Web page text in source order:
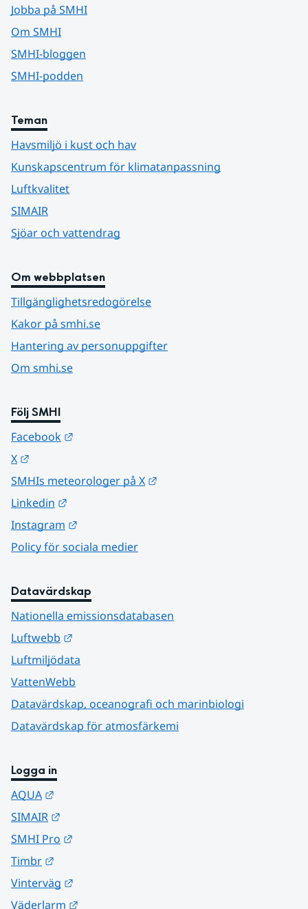
Jobba på SMHI
Om SMHI
SMHI-bloggen
SMHI-podden
Teman
Havsmiljö i kust och hav
Kunskapscentrum för klimatanpassning
Luftkvalitet
SIMAIR
Sjöar och vattendrag
Om webbplatsen
Tillgänglighetsredogörelse
Kakor på smhi.se
Hantering av personuppgifter
Om smhi.se
Följ SMHI
Facebook
X
SMHIs meteorologer på X
Linkedin
Instagram
Policy för sociala medier
Datavärdskap
Nationella emissionsdatabasen
Luftwebb
Luftmiljödata
VattenWebb
Datavärdskap, oceanografi och marinbiologi
Datavärdskap för atmosfärkemi
Logga in
AQUA
SIMAIR
SMHI Pro
Timbr
Vinterväg
Väderlarm